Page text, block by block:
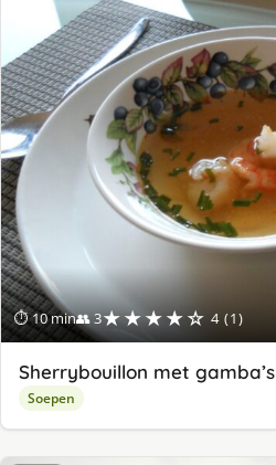
⏱ 10 min👥 3★★★★☆ 4 (1)
Sherrybouillon met gamba’s
Soepen